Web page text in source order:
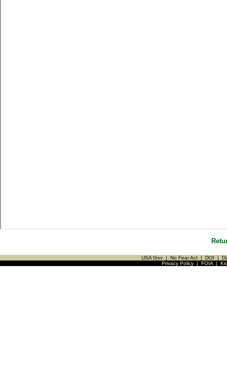
USA Gov | No Fear Act | DOI |
Privacy Policy| FOIA|